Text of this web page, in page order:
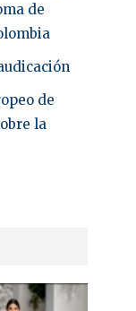
de
de
la